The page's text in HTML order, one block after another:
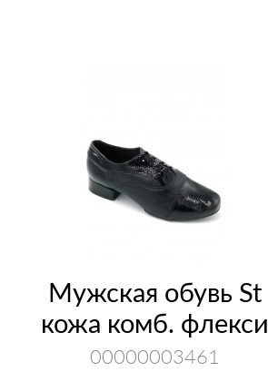
Мужская обувь St
кожа комб. флекси
00000003461